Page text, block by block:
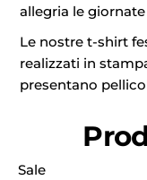
allegria le
Le nostre t-shirt
realizzati in
presentano
Sale